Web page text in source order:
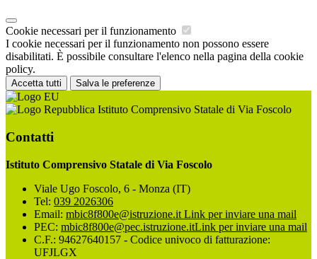
Cookie necessari per il funzionamento
I cookie necessari per il funzionamento non possono essere
disabilitati. È possibile consultare l'elenco nella pagina della cookie
policy.
Accetta tutti Salva le preferenze
Istituto Comprensivo Statale di Via Foscolo
Contatti
Istituto Comprensivo Statale di Via Foscolo
Viale Ugo Foscolo, 6 - Monza (IT)
Tel: 039 2026306
Email: mbic8f800e@istruzione.it Link per inviare una mail
PEC: mbic8f800e@pec.istruzione.itLink per inviare una mail
C.F.: 94627640157 - Codice univoco di fatturazione:
UFJLGX